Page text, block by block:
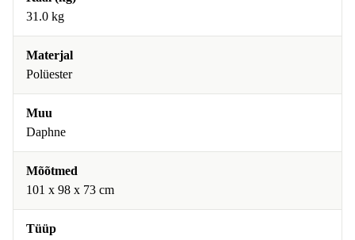
31.0 kg
Materjal
Polüester
Muu
Daphne
Mõõtmed
101 x 98 x 73 cm
Tüüp